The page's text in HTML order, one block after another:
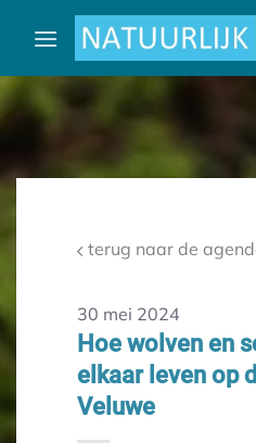
naar
terug naar de
30 mei 2024
Hoe wolven en
elkaar leven op
Veluwe